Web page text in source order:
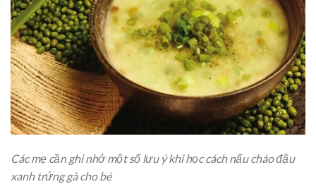
Các mẹ cần ghi nhớ một số lưu ý khi học cách nấu cháo đậu
xanh trứng gà cho bé